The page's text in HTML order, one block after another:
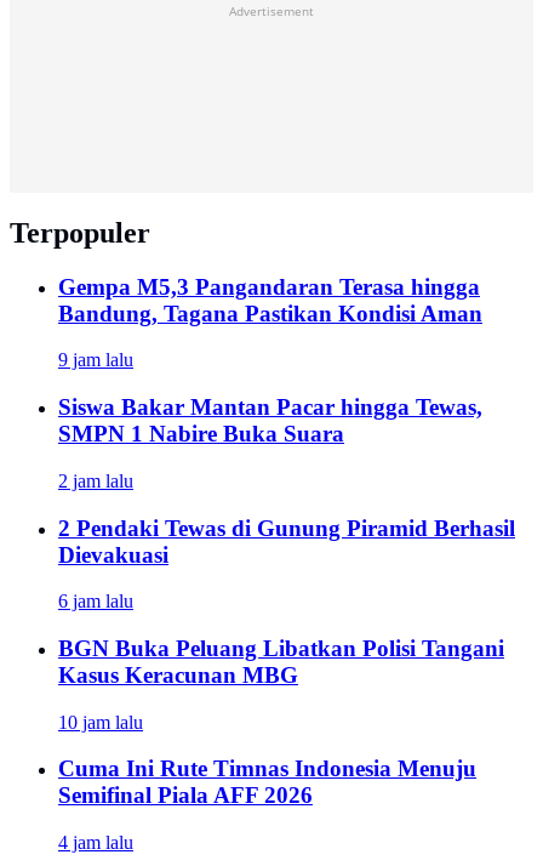
Advertisement
Terpopuler
Gempa M5,3 Pangandaran Terasa hingga
Bandung, Tagana Pastikan Kondisi Aman
9 jam lalu
Siswa Bakar Mantan Pacar hingga Tewas,
SMPN 1 Nabire Buka Suara
2 jam lalu
2 Pendaki Tewas di Gunung Piramid Berhasil
Dievakuasi
6 jam lalu
BGN Buka Peluang Libatkan Polisi Tangani
Kasus Keracunan MBG
10 jam lalu
Cuma Ini Rute Timnas Indonesia Menuju
Semifinal Piala AFF 2026
4 jam lalu